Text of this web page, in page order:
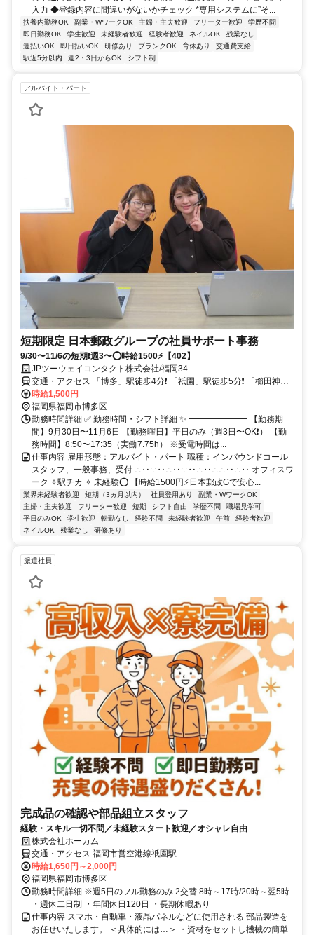
入力 ◆登録内容に間違いがないかチェック *専用システムに”そ...
扶養内勤務OK 副業・WワークOK 主婦・主夫歓迎 フリーター歓迎
学歴不問
即日勤務OK
学生歓迎 未経験者歓迎 経験者歓迎 ネイルOK
残業なし
週払いOK
即日払いOK 研修あり ブランクOK 育休あり
交通費支給
駅近5分以内
週2・3日からOK シフト制
アルバイト・パート
短期限定 日本郵政グループの社員サポート事務
9/30〜11/6の短期❗週3〜⭕️時給1500⚡【402】
JPツーウェイコンタクト株式会社/福岡34
交通・アクセス 「博多」駅徒歩4分❗ 「祇園」駅徒歩5分❗ 「櫛田神社
前」駅徒歩11分 「呉服町」駅徒歩13分
時給1,500円
福岡県福岡市博多区
勤務時間詳細 ✅ 勤務時間・シフト詳細 ✨ ━━━━━━━ 【勤務期
間】9月30日〜11月6日 【勤務曜日】平日のみ（週3日〜OK❗） 【勤
務時間】8:50〜17:35（実働7.75h） ※受電時間は...
仕事内容 雇用形態：アルバイト・パート 職種：インバウンドコール
スタッフ、一般事務、受付 ∴‥∵‥∴‥∵‥∴‥∴∴‥∴‥ オフィスワ
ーク ✧駅チカ ✧ 未経験⭕️ 【時給1500円⚡日本郵政Gで安心...
業界未経験者歓迎 短期（3ヵ月以内） 社員登用あり
副業・WワークOK
主婦・主夫歓迎
フリーター歓迎 短期 シフト自由 学歴不問
職場見学可
平日のみOK
学生歓迎 転勤なし 経験不問 未経験者歓迎 午前
経験者歓迎
ネイルOK
残業なし 研修あり
派遣社員
完成品の確認や部品組立スタッフ
経験・スキル一切不問／未経験スタート歓迎／オシャレ自由
株式会社ホーカム
交通・アクセス 福岡市営空港線祇園駅
時給1,650円～2,000円
福岡県福岡市博多区
勤務時間詳細 ※週5日のフル勤務のみ 2交替 8時～17時/20時～翌5時
・週休二日制 ・年間休日120日 ・長期休暇あり
仕事内容 スマホ・自動車・液晶パネルなどに使用される 部品製造を
お任せいたします。 ＜具体的には…＞ ・資材をセットし機械の簡単